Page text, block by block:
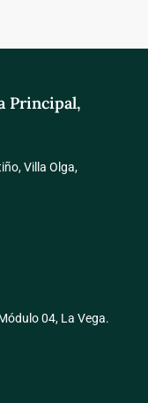
Principal,
Villa Olga,
04, La Vega.